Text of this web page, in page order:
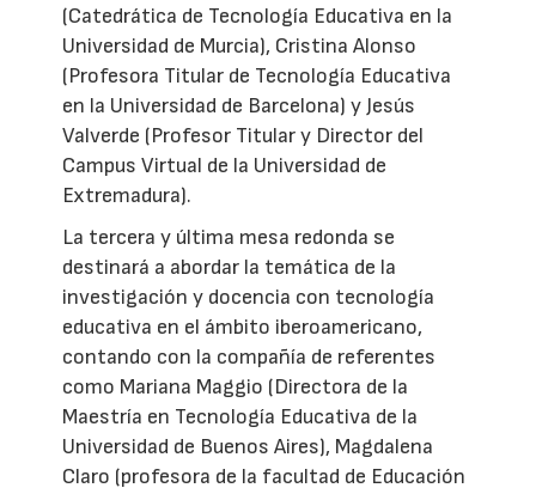
(Catedrática de Tecnología Educativa en la
Universidad de Murcia), Cristina Alonso
(Profesora Titular de Tecnología Educativa
en la Universidad de Barcelona) y Jesús
Valverde (Profesor Titular y Director del
Campus Virtual de la Universidad de
Extremadura).
La tercera y última mesa redonda se
destinará a abordar la temática de la
investigación y docencia con tecnología
educativa en el ámbito iberoamericano,
contando con la compañía de referentes
como Mariana Maggio (Directora de la
Maestría en Tecnología Educativa de la
Universidad de Buenos Aires), Magdalena
Claro (profesora de la facultad de Educación